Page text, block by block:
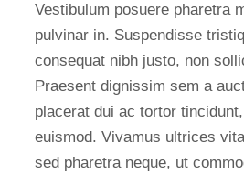
Vestibulum posuere pharetra
pulvinar in. Suspendisse
consequat nibh justo, non
Praesent dignissim sem a
placerat dui ac tortor
euismod. Vivamus ultrices
sed pharetra neque, ut